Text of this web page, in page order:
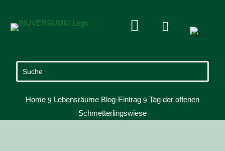
 
Home 9 Lebensräume Blog-Eintrag 9 Tag der offenen
Schmetterlingswiese